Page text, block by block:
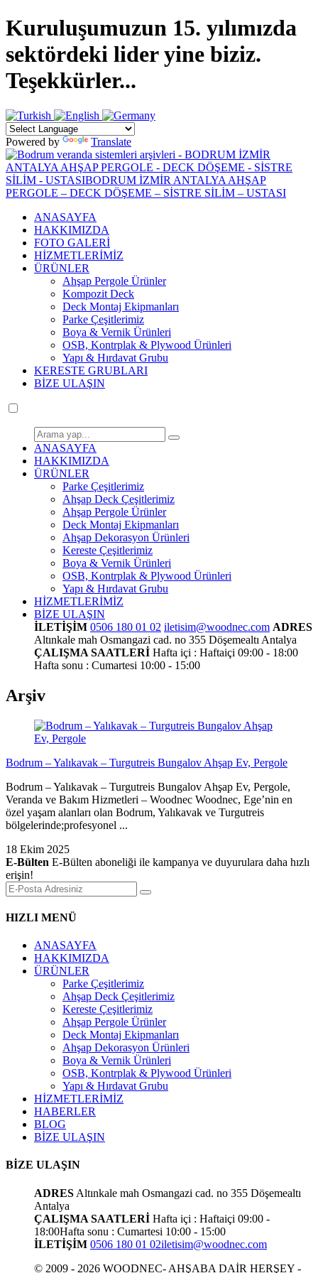
Kuruluşumuzun 15. yılımızda
sektördeki lider yine biziz.
Teşekkürler...
Powered by Translate
ANASAYFA
HAKKIMIZDA
FOTO GALERİ
HİZMETLERİMİZ
ÜRÜNLER
Ahşap Pergole Ürünler
Kompozit Deck
Deck Montaj Ekipmanları
Parke Çeşitlerimiz
Boya & Vernik Ürünleri
OSB, Kontrplak & Plywood Ürünleri
Yapı & Hırdavat Grubu
KERESTE GRUBLARI
BİZE ULAŞIN
ANASAYFA
HAKKIMIZDA
ÜRÜNLER
Parke Çeşitlerimiz
Ahşap Deck Çeşitlerimiz
Ahşap Pergole Ürünler
Deck Montaj Ekipmanları
Ahşap Dekorasyon Ürünleri
Kereste Çeşitlerimiz
Boya & Vernik Ürünleri
OSB, Kontrplak & Plywood Ürünleri
Yapı & Hırdavat Grubu
HİZMETLERİMİZ
BİZE ULAŞIN
İLETİŞİM 0506 180 01 02 iletisim@woodnec.com ADRES
Altınkale mah Osmangazi cad. no 355 Döşemealtı Antalya
ÇALIŞMA SAATLERİ Hafta içi : Haftaiçi 09:00 - 18:00
Hafta sonu : Cumartesi 10:00 - 15:00
Arşiv
Bodrum – Yalıkavak – Turgutreis Bungalov Ahşap Ev, Pergole
Bodrum – Yalıkavak – Turgutreis Bungalov Ahşap Ev, Pergole,
Veranda ve Bakım Hizmetleri – Woodnec Woodnec, Ege’nin en
özel yaşam alanları olan Bodrum, Yalıkavak ve Turgutreis
bölgelerinde;profesyonel ...
18 Ekim 2025
E-Bülten E-Bülten aboneliği ile kampanya ve duyurulara daha hızlı
erişin!
HIZLI MENÜ
ANASAYFA
HAKKIMIZDA
ÜRÜNLER
Parke Çeşitlerimiz
Ahşap Deck Çeşitlerimiz
Kereste Çeşitlerimiz
Ahşap Pergole Ürünler
Deck Montaj Ekipmanları
Ahşap Dekorasyon Ürünleri
Boya & Vernik Ürünleri
OSB, Kontrplak & Plywood Ürünleri
Yapı & Hırdavat Grubu
HİZMETLERİMİZ
HABERLER
BLOG
BİZE ULAŞIN
BİZE ULAŞIN
ADRES Altınkale mah Osmangazi cad. no 355 Döşemealtı
Antalya
ÇALIŞMA SAATLERİ Hafta içi : Haftaiçi 09:00 -
18:00Hafta sonu : Cumartesi 10:00 - 15:00
İLETİŞİM 0506 180 01 02iletisim@woodnec.com
© 2009 - 2026 WOODNEC- AHŞABA DAİR HERŞEY -